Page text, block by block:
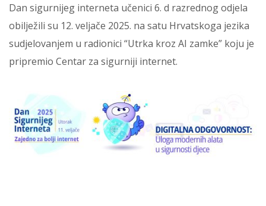
Dan sigurnijeg interneta učenici 6. d razrednog odjela
obilježili su 12. veljače 2025. na satu Hrvatskoga jezika
sudjelovanjem u radionici “Utrka kroz AI zamke” koju je
pripremio Centar za sigurniji internet.